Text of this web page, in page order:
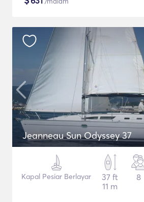
Jeanneau Sun Odyssey 37
Kapal Pesiar Berlayar
37 ft
11 m
8